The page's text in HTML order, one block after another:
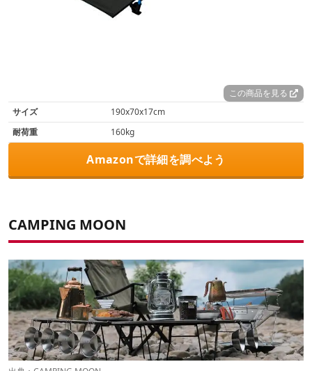
この商品を見る
サイズ
190x70x17cm
耐荷重
160kg
Amazonで詳細を調べよう
CAMPING MOON